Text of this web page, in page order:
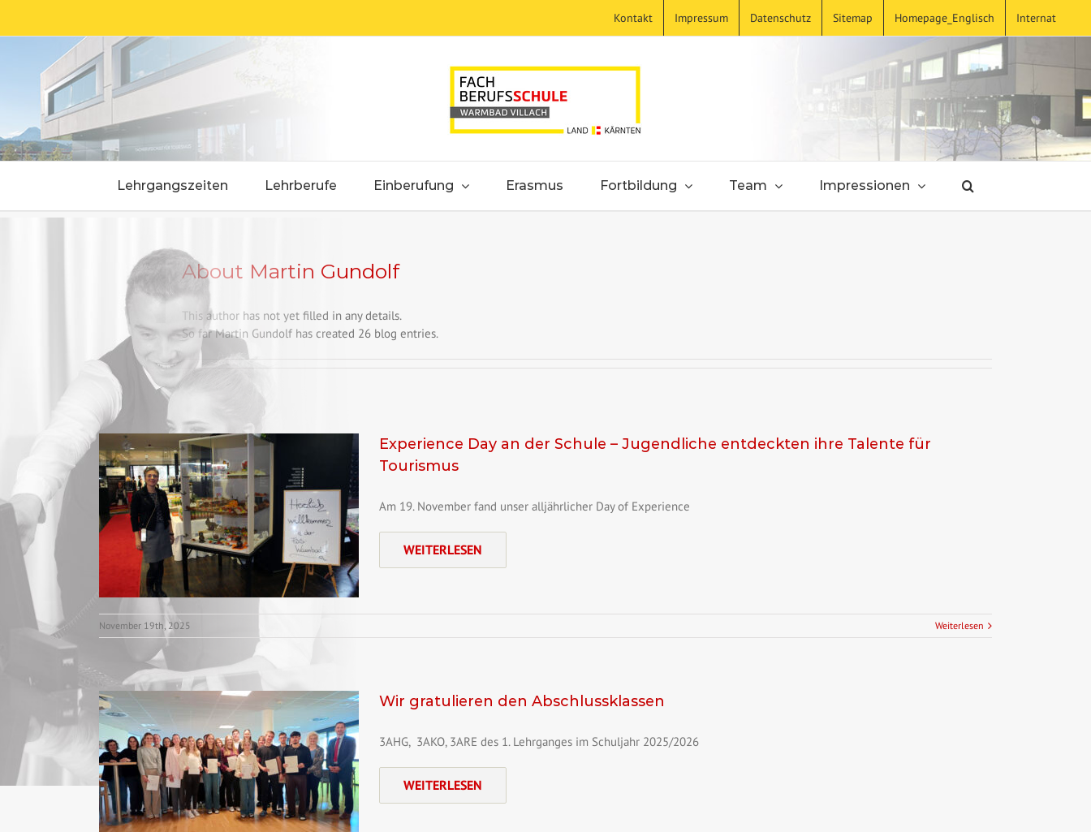
Kontakt Impressum Datenschutz Sitemap Homepage_Englisch Internat
Lehrgangszeiten Lehrberufe Einberufung Erasmus Fortbildung Team Impressionen
About Martin Gundolf
This author has not yet filled in any details.
So far Martin Gundolf has created 26 blog entries.
Experience Day an der Schule – Jugendliche entdeckten ihre Talente für
Tourismus
Am 19. November fand unser alljährlicher Day of Experience
WEITERLESEN
November 19th, 2025 Weiterlesen
Wir gratulieren den Abschlussklassen
3AHG, 3AKO, 3ARE des 1. Lehrganges im Schuljahr 2025/2026
WEITERLESEN